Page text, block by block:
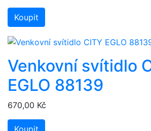
Koupit
Venkovní svítidlo
EGLO 88139
670,00 Kč
Koupit